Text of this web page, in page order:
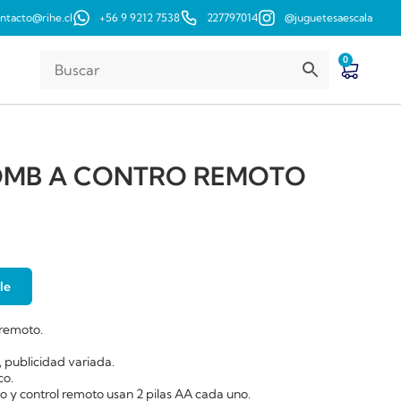
+56 9 9212 7538 227797014 @juguetesaescala
0
A CONTRO REMOTO
publicidad variada.
y control remoto usan 2 pilas AA cada uno.